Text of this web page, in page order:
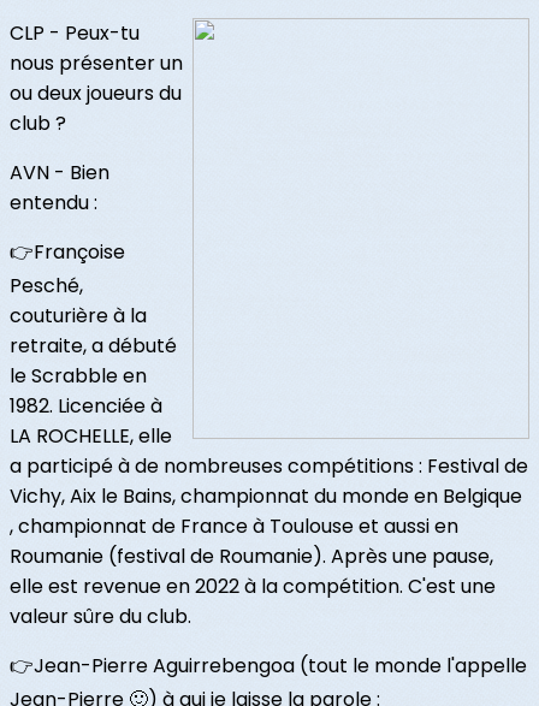
CLP - Peux-tu
nous présenter un
ou deux joueurs du
club ?
AVN - Bien
entendu :
👉Françoise
Pesché,
couturière à la
retraite, a débuté
le Scrabble en
1982. Licenciée à
LA ROCHELLE, elle
a participé à de nombreuses compétitions : Festival de
Vichy, Aix le Bains, championnat du monde en Belgique
, championnat de France à Toulouse et aussi en
Roumanie (festival de Roumanie). Après une pause,
elle est revenue en 2022 à la compétition. C'est une
valeur sûre du club.
👉Jean-Pierre Aguirrebengoa (tout le monde l'appelle
Jean-Pierre 🙂) à qui je laisse la parole :